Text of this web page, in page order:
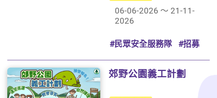
06-06-2026 ～ 21-11-
2026
#民眾安全服務隊 #招募
郊野公園義工計劃